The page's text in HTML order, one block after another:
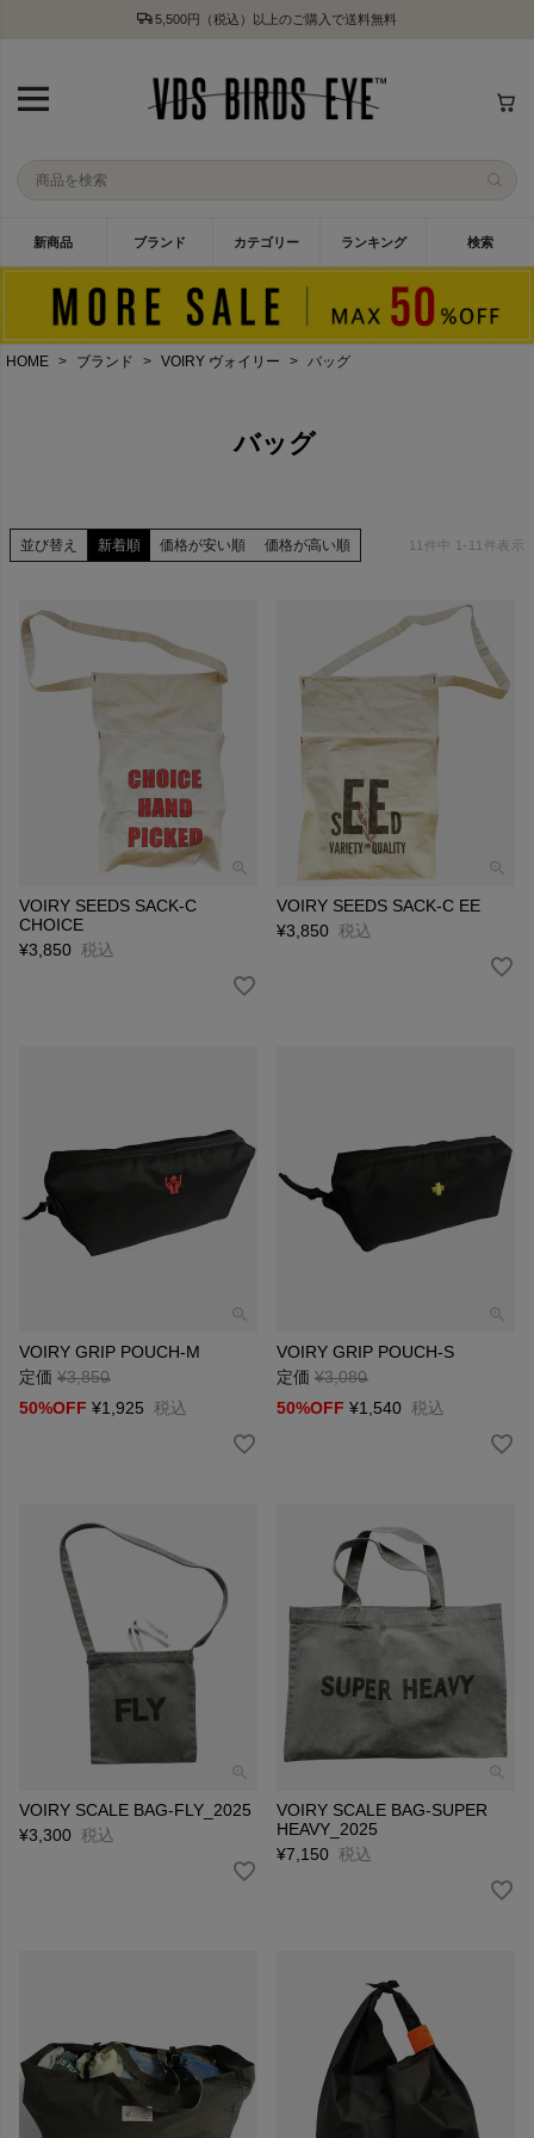
5,500円（税込）以上のご購入で送料無料
新商品 ブランド カテゴリー ランキング 検索
HOME ブランド VOIRY ヴォイリー バッグ
バッグ
並び替え 新着順 価格が安い順 価格が高い順 11 件中 1 - 11 件表示
VOIRY SEEDS SACK-C
CHOICE
¥3,850 税込
VOIRY SEEDS SACK-C EE
¥3,850 税込
VOIRY GRIP POUCH-M
定価 ¥3,850
→
50%OFF ¥1,925 税込
VOIRY GRIP POUCH-S
定価 ¥3,080
→
50%OFF ¥1,540 税込
VOIRY SCALE BAG-FLY_2025
¥3,300 税込
VOIRY SCALE BAG-SUPER
HEAVY_2025
¥7,150 税込